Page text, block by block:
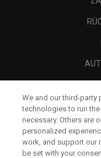
We and our third-party
technologies to run
necessary. Others are
personalized
work, and support our
be set with your